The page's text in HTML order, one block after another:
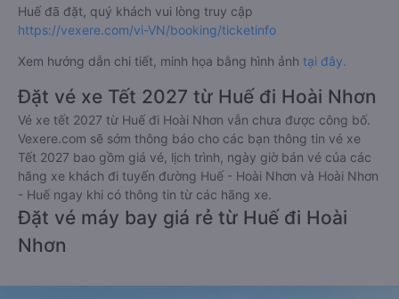
Huế đã đặt, quý khách vui lòng truy cập
https://vexere.com/vi-VN/booking/ticketinfo
Xem hướng dẫn chi tiết, minh họa bằng hình ảnh tại đây.
Đặt vé xe Tết 2027 từ Huế đi Hoài Nhơn
Vé xe tết 2027 từ Huế đi Hoài Nhơn vẫn chưa được công bố.
Vexere.com sẽ sớm thông báo cho các bạn thông tin vé xe
Tết 2027 bao gồm giá vé, lịch trình, ngày giờ bán vé của các
hãng xe khách đi tuyến đường Huế - Hoài Nhơn và Hoài Nhơn
- Huế ngay khi có thông tin từ các hãng xe.
Đặt vé máy bay giá rẻ từ Huế đi Hoài
Nhơn